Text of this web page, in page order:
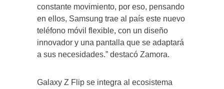
constante movimiento, por eso, pensando
en ellos, Samsung trae al país este nuevo
teléfono móvil flexible, con un diseño
innovador y una pantalla que se adaptará
a sus necesidades.” destacó Zamora.
Galaxy Z Flip se integra al ecosistema